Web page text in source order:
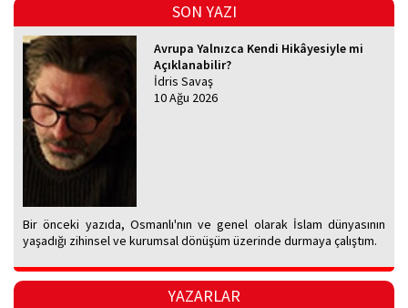
SON YAZI
Avrupa Yalnızca Kendi Hikâyesiyle mi
Açıklanabilir?
İdris Savaş
10 Ağu 2026
Bir önceki yazıda, Osmanlı'nın ve genel olarak İslam dünyasının
yaşadığı zihinsel ve kurumsal dönüşüm üzerinde durmaya çalıştım.
YAZARLAR